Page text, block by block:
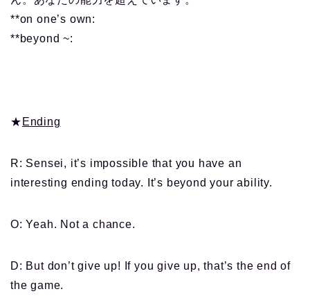
**on one’s own:
**beyond ~:
★ Ending
R: Sensei, it’s impossible that you have an
interesting ending today. It’s beyond your ability.
O: Yeah. Not a chance.
D: But don’t give up! If you give up, that’s the end of
the game.